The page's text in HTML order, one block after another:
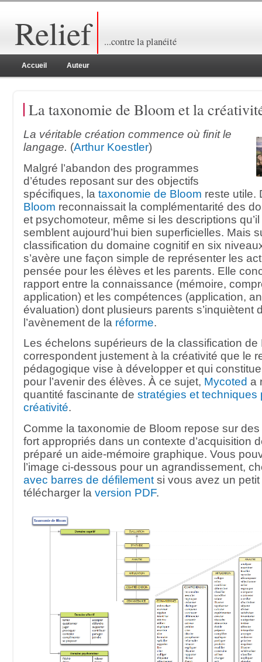
Relief ...contre la planéité
Accueil Auteur
La taxonomie de Bloom et la
La véritable création commence où finit le
langage. (Arthur Koestler)
Malgré l’abandon des programmes
d’études reposant sur des objectifs
spécifiques, la taxonomie de Bloom reste utile.
Bloom reconnaissait la complémentarité des
et psychomoteur, même si les descriptions
semblent aujourd’hui bien superficielles. Mais
classification du domaine cognitif en six
s’avère une façon simple de représenter les
pensée pour les élèves et les parents. Elle
rapport entre la connaissance (mémoire,
application) et les compétences (application,
évaluation) dont plusieurs parents s’inquiètent
l’avènement de la réforme.
Les échelons supérieurs de la classification de
correspondent justement à la créativité que le
pédagogique vise à développer et qui
pour l’avenir des élèves. À ce sujet, Mycoted a
quantité fascinante de stratégies et techniques
créativité.
Comme la taxonomie de Bloom repose sur des
fort appropriés dans un contexte d’acquisition
préparé un aide-mémoire graphique. Vous
l’image ci-dessous pour un agrandissement,
avec barres de défilement si vous avez un
télécharger la version PDF.